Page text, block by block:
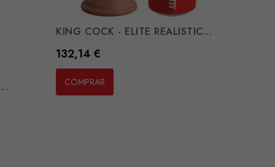
KING COCK - ELITE REALISTIC...
Preço
132,14 €
COMPRAR